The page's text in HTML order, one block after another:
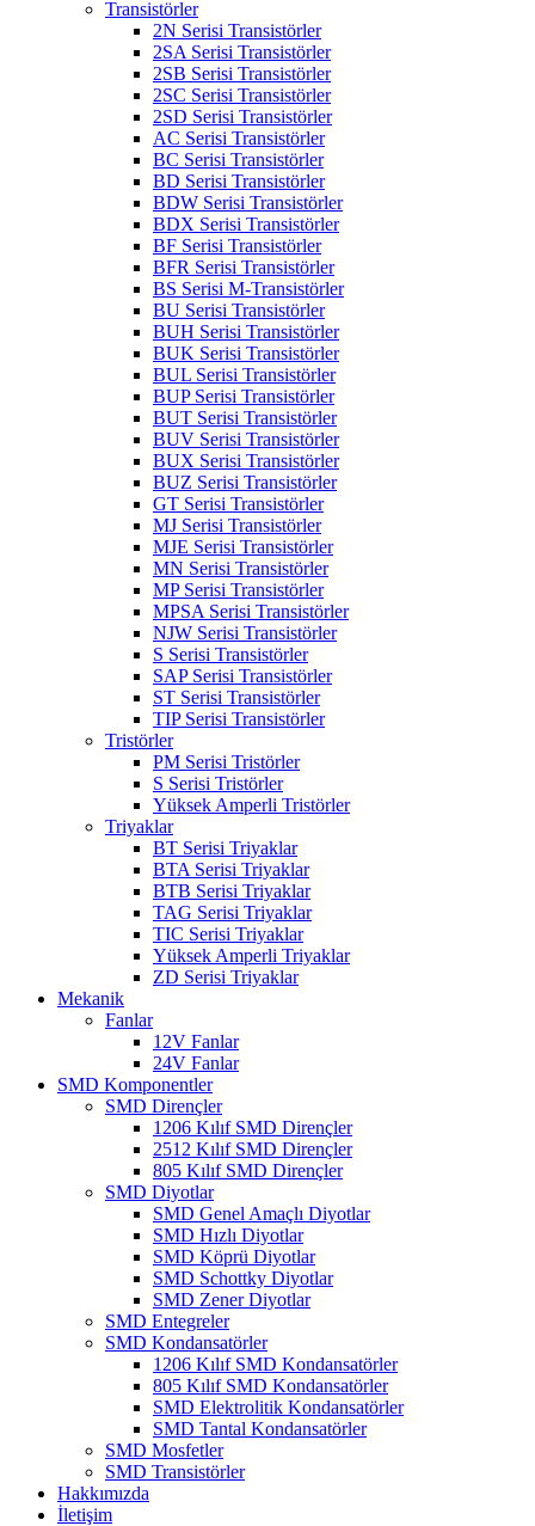
Transistörler
2N Serisi Transistörler
2SA Serisi Transistörler
2SB Serisi Transistörler
2SC Serisi Transistörler
2SD Serisi Transistörler
AC Serisi Transistörler
BC Serisi Transistörler
BD Serisi Transistörler
BDW Serisi Transistörler
BDX Serisi Transistörler
BF Serisi Transistörler
BFR Serisi Transistörler
BS Serisi M-Transistörler
BU Serisi Transistörler
BUH Serisi Transistörler
BUK Serisi Transistörler
BUL Serisi Transistörler
BUP Serisi Transistörler
BUT Serisi Transistörler
BUV Serisi Transistörler
BUX Serisi Transistörler
BUZ Serisi Transistörler
GT Serisi Transistörler
MJ Serisi Transistörler
MJE Serisi Transistörler
MN Serisi Transistörler
MP Serisi Transistörler
MPSA Serisi Transistörler
NJW Serisi Transistörler
S Serisi Transistörler
SAP Serisi Transistörler
ST Serisi Transistörler
TIP Serisi Transistörler
Tristörler
PM Serisi Tristörler
S Serisi Tristörler
Yüksek Amperli Tristörler
Triyaklar
BT Serisi Triyaklar
BTA Serisi Triyaklar
BTB Serisi Triyaklar
TAG Serisi Triyaklar
TIC Serisi Triyaklar
Yüksek Amperli Triyaklar
ZD Serisi Triyaklar
Mekanik
Fanlar
12V Fanlar
24V Fanlar
SMD Komponentler
SMD Dirençler
1206 Kılıf SMD Dirençler
2512 Kılıf SMD Dirençler
805 Kılıf SMD Dirençler
SMD Diyotlar
SMD Genel Amaçlı Diyotlar
SMD Hızlı Diyotlar
SMD Köprü Diyotlar
SMD Schottky Diyotlar
SMD Zener Diyotlar
SMD Entegreler
SMD Kondansatörler
1206 Kılıf SMD Kondansatörler
805 Kılıf SMD Kondansatörler
SMD Elektrolitik Kondansatörler
SMD Tantal Kondansatörler
SMD Mosfetler
SMD Transistörler
Hakkımızda
İletişim